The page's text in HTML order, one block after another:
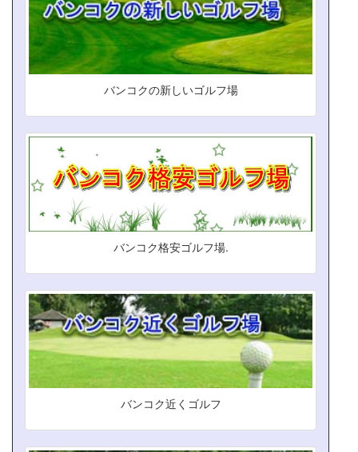
バンコクの新しいゴルフ場
バンコク格安ゴルフ場.
バンコク近くゴルフ